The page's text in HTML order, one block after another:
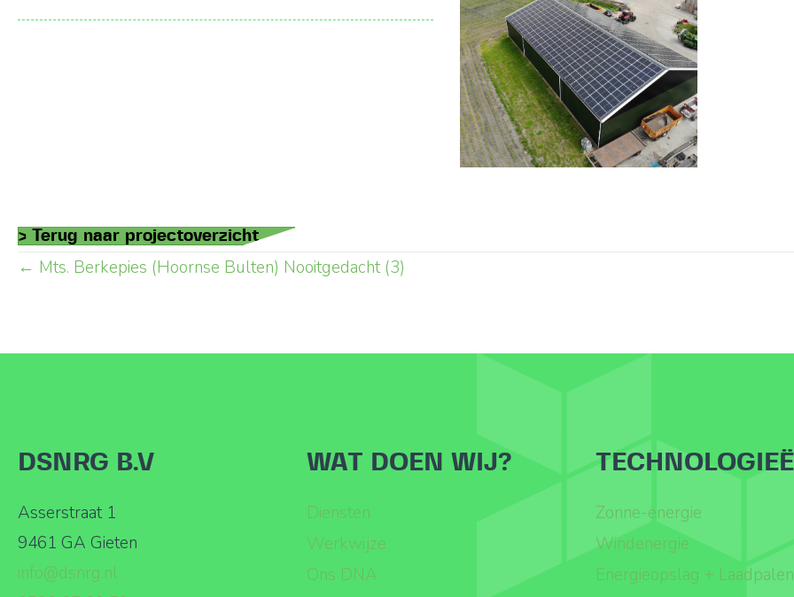
> Terug naar projectoverzicht
Posts
← Mts. Berkepies (Hoornse Bulten) Nooitgedacht (3)
DSNRG B.V
Asserstraat 1
9461 GA Gieten
info@dsnrg.nl
WAT DOEN WIJ?
Diensten
Werkwijze
Ons DNA
Zonne-energie
Windenergie
Energieopslag + Laadpalen